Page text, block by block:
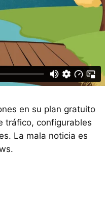
en su plan gratuito
tráfico, configurables
La mala noticia es